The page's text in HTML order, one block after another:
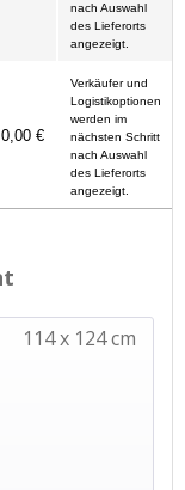
nach Auswahl
des Lieferorts
angezeigt.
0,00 €
Verkäufer und
Logistikoptionen
werden im
nächsten Schritt
nach Auswahl
des Lieferorts
angezeigt.